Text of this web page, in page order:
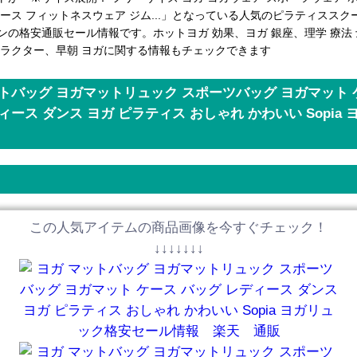
ス フィットネスウェア ジム...」となっている人気のピラティススク
の格安通販セール情報です。ホットヨガ 効果、ヨガ 銀座、理学 療法
クター、早朝 ヨガに関する情報もチェックできます
バッグ ヨガマットリュック スポーツバッグ ヨガマット
ース ダンス ヨガ ピラティス おしゃれ かわいい Sopia
この人気アイテムの商品画像を今すぐチェック！
↓↓↓↓↓↓↓